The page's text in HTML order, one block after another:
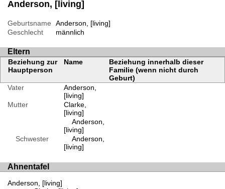
Anderson, [living]
Geburtsname
Anderson, [living]
Geschlecht
männlich
Eltern
Beziehung zur
Hauptperson
Name
Beziehung innerhalb dieser
Familie (wenn nicht durch
Geburt)
Vater
Anderson,
[living]
Mutter
Clarke,
[living]
Anderson,
[living]
Schwester
Anderson,
[living]
Ahnentafel
Anderson, [living]